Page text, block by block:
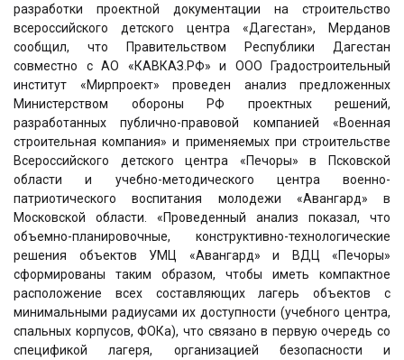
разработки проектной документации на строительство
всероссийского детского центра «Дагестан», Мерданов
сообщил, что Правительством Республики Дагестан
совместно с АО «КАВКАЗ.РФ» и ООО Градостроительный
институт «Мирпроект» проведен анализ предложенных
Министерством обороны РФ проектных решений,
разработанных публично-правовой компанией «Военная
строительная компания» и применяемых при строительстве
Всероссийского детского центра «Печоры» в Псковской
области и учебно-методического центра военно-
патриотического воспитания молодежи «Авангард» в
Московской области. «Проведенный анализ показал, что
объемно-планировочные, конструктивно-технологические
решения объектов УМЦ «Авангард» и ВДЦ «Печоры»
сформированы таким образом, чтобы иметь компактное
расположение всех составляющих лагерь объектов с
минимальными радиусами их доступности (учебного центра,
спальных корпусов, ФОКа), что связано в первую очередь со
спецификой лагеря, организацией безопасности и